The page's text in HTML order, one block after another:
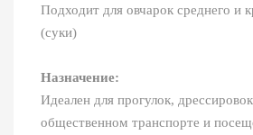
Подходит для овчарок среднего и
(суки)
Назначение:
Идеален для прогулок,
общественном транспорте и